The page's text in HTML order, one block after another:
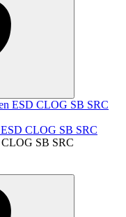
CLOG SB SRC
SB SRC